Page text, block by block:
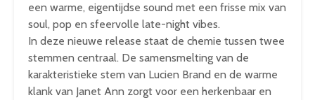
een warme, eigentijdse sound met een frisse mix van
soul, pop en sfeervolle late-night vibes.
In deze nieuwe release staat de chemie tussen twee
stemmen centraal. De samensmelting van de
karakteristieke stem van Lucien Brand en de warme
klank van Janet Ann zorgt voor een herkenbaar en